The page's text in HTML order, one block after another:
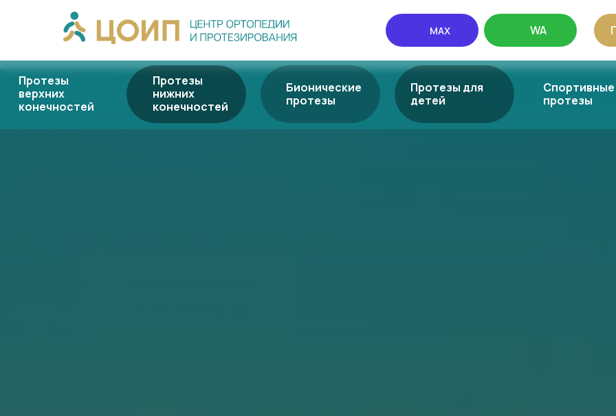
WA
MAX
Протезы
нижних
конечностей
Бионические
протезы
Протезы
верхних
конечностей
Протезы для
детей
Спортивные
протезы